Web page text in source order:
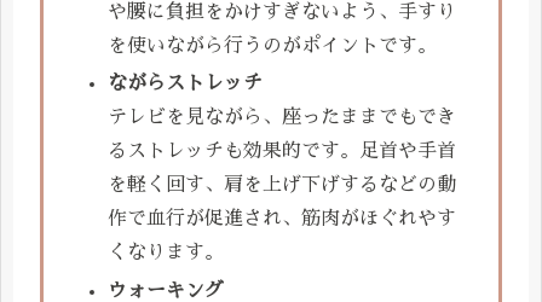
や腰に負担をかけすぎないよう、手すり
を使いながら行うのがポイントです。
ながらストレッチ
テレビを見ながら、座ったままでもでき
るストレッチも効果的です。足首や手首
を軽く回す、肩を上げ下げするなどの動
作で血行が促進され、筋肉がほぐれやす
くなります。
ウォーキング